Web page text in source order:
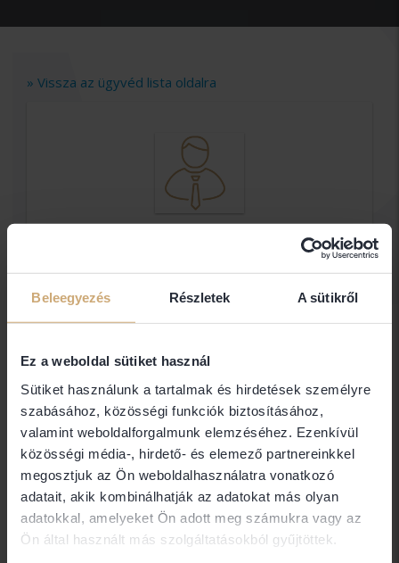
Beleegyezés Részletek A sütikről
Ez a weboldal sütiket használ
Sütiket használunk a tartalmak és hirdetések személyre
szabásához, közösségi funkciók biztosításához,
valamint weboldalforgalmunk elemzéséhez. Ezenkívül
közösségi média-, hirdető- és elemező partnereinkkel
megosztjuk az Ön weboldalhasználatra vonatkozó
adatait, akik kombinálhatják az adatokat más olyan
adatokkal, amelyeket Ön adott meg számukra vagy az
Ön által használt más szolgáltatásokból gyűjtöttek.
» Vissza az ügyvéd lista oldalra
Bánné Dr. Dan Erzsébet
Ügyvéd
Ügyvéd
Elérhetőségek
7400 Kaposvár
Amennyiben nem találja a keresett ügyvéd
elérhetőségét (email, telefon), abban az esetben